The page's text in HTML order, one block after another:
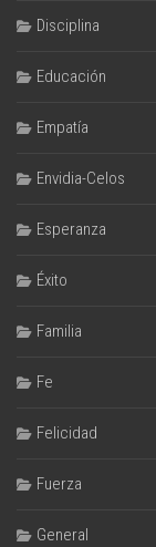
Disciplina
Educación
Empatía
Envidia-Celos
Esperanza
Éxito
Familia
Fe
Felicidad
Fuerza
General